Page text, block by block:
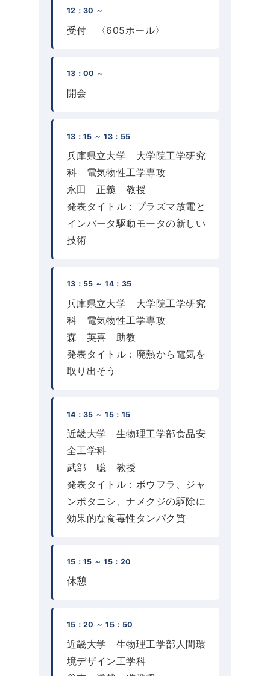
12：30 ～
受付 〈605ホール〉
13：00 ～
開会
13：15 ～ 13：55
兵庫県立大学 大学院工学研究
科 電気物性工学専攻
永田 正義 教授
発表タイトル：プラズマ放電と
インバータ駆動モータの新しい
技術
13：55 ～ 14：35
兵庫県立大学 大学院工学研究
科 電気物性工学専攻
森 英喜 助教
発表タイトル：廃熱から電気を
取り出そう
14：35 ～ 15：15
近畿大学 生物理工学部食品安
全工学科
武部 聡 教授
発表タイトル：ボウフラ、ジャ
ンボタニシ、ナメクジの駆除に
効果的な食毒性タンパク質
15：15 ～ 15：20
休憩
15：20 ～ 15：50
近畿大学 生物理工学部人間環
境デザイン工学科